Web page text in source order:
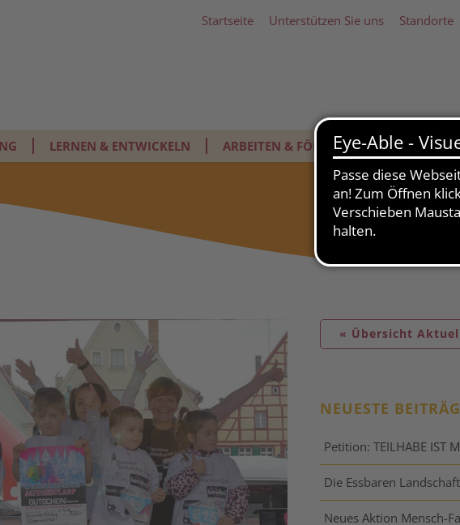
Startseite Unterstützen Sie uns Standorte
LERNEN & ENTWICKELN ARBEITEN & FÖRDERN WOHNEN &
« Übersicht
NEUESTE
Petition: TEILHABE IST
Die Essbaren
Neues Aktion Mensch-